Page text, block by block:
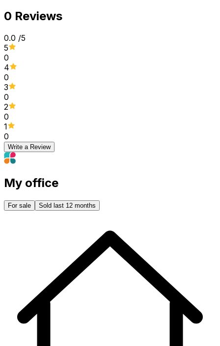
0 Reviews
0.0 /5
5
0
4
0
3
0
2
0
1
0
Write a Review
My office
For sale Sold last 12 months